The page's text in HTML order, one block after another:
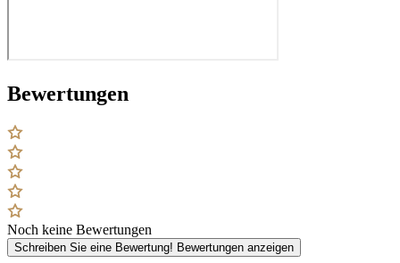
Bewertungen
Noch keine Bewertungen
Schreiben Sie eine Bewertung! Bewertungen anzeigen